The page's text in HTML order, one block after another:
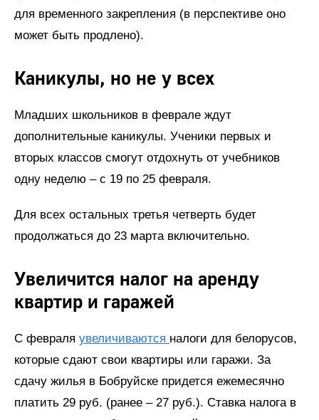
для временного закрепления (в перспективе оно
может быть продлено).
Каникулы, но не у всех
Младших школьников в феврале ждут
дополнительные каникулы. Ученики первых и
вторых классов смогут отдохнуть от учебников
одну неделю – с 19 по 25 февраля.
Для всех остальных третья четверть будет
продолжаться до 23 марта включительно.
Увеличится налог на аренду
квартир и гаражей
С февраля увеличиваются налоги для белорусов,
которые сдают свои квартиры или гаражи. За
сдачу жилья в Бобруйске придется ежемесячно
платить 29 руб. (ранее – 27 руб.). Ставка налога в